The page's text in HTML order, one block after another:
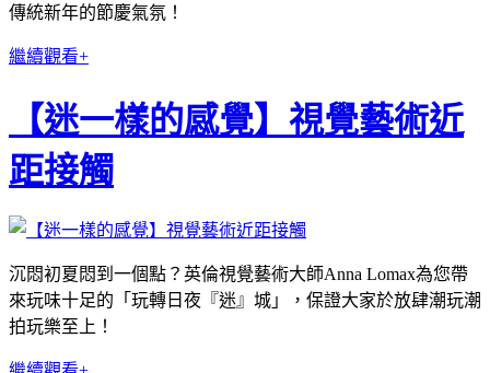
傳統新年的節慶氣氛！
繼續觀看+
【迷一樣的感覺】視覺藝術近
距接觸
沉悶初夏悶到一個點？英倫視覺藝術大師Anna Lomax為您帶
來玩味十足的「玩轉日夜『迷』城」，保證大家於放肆潮玩潮
拍玩樂至上！